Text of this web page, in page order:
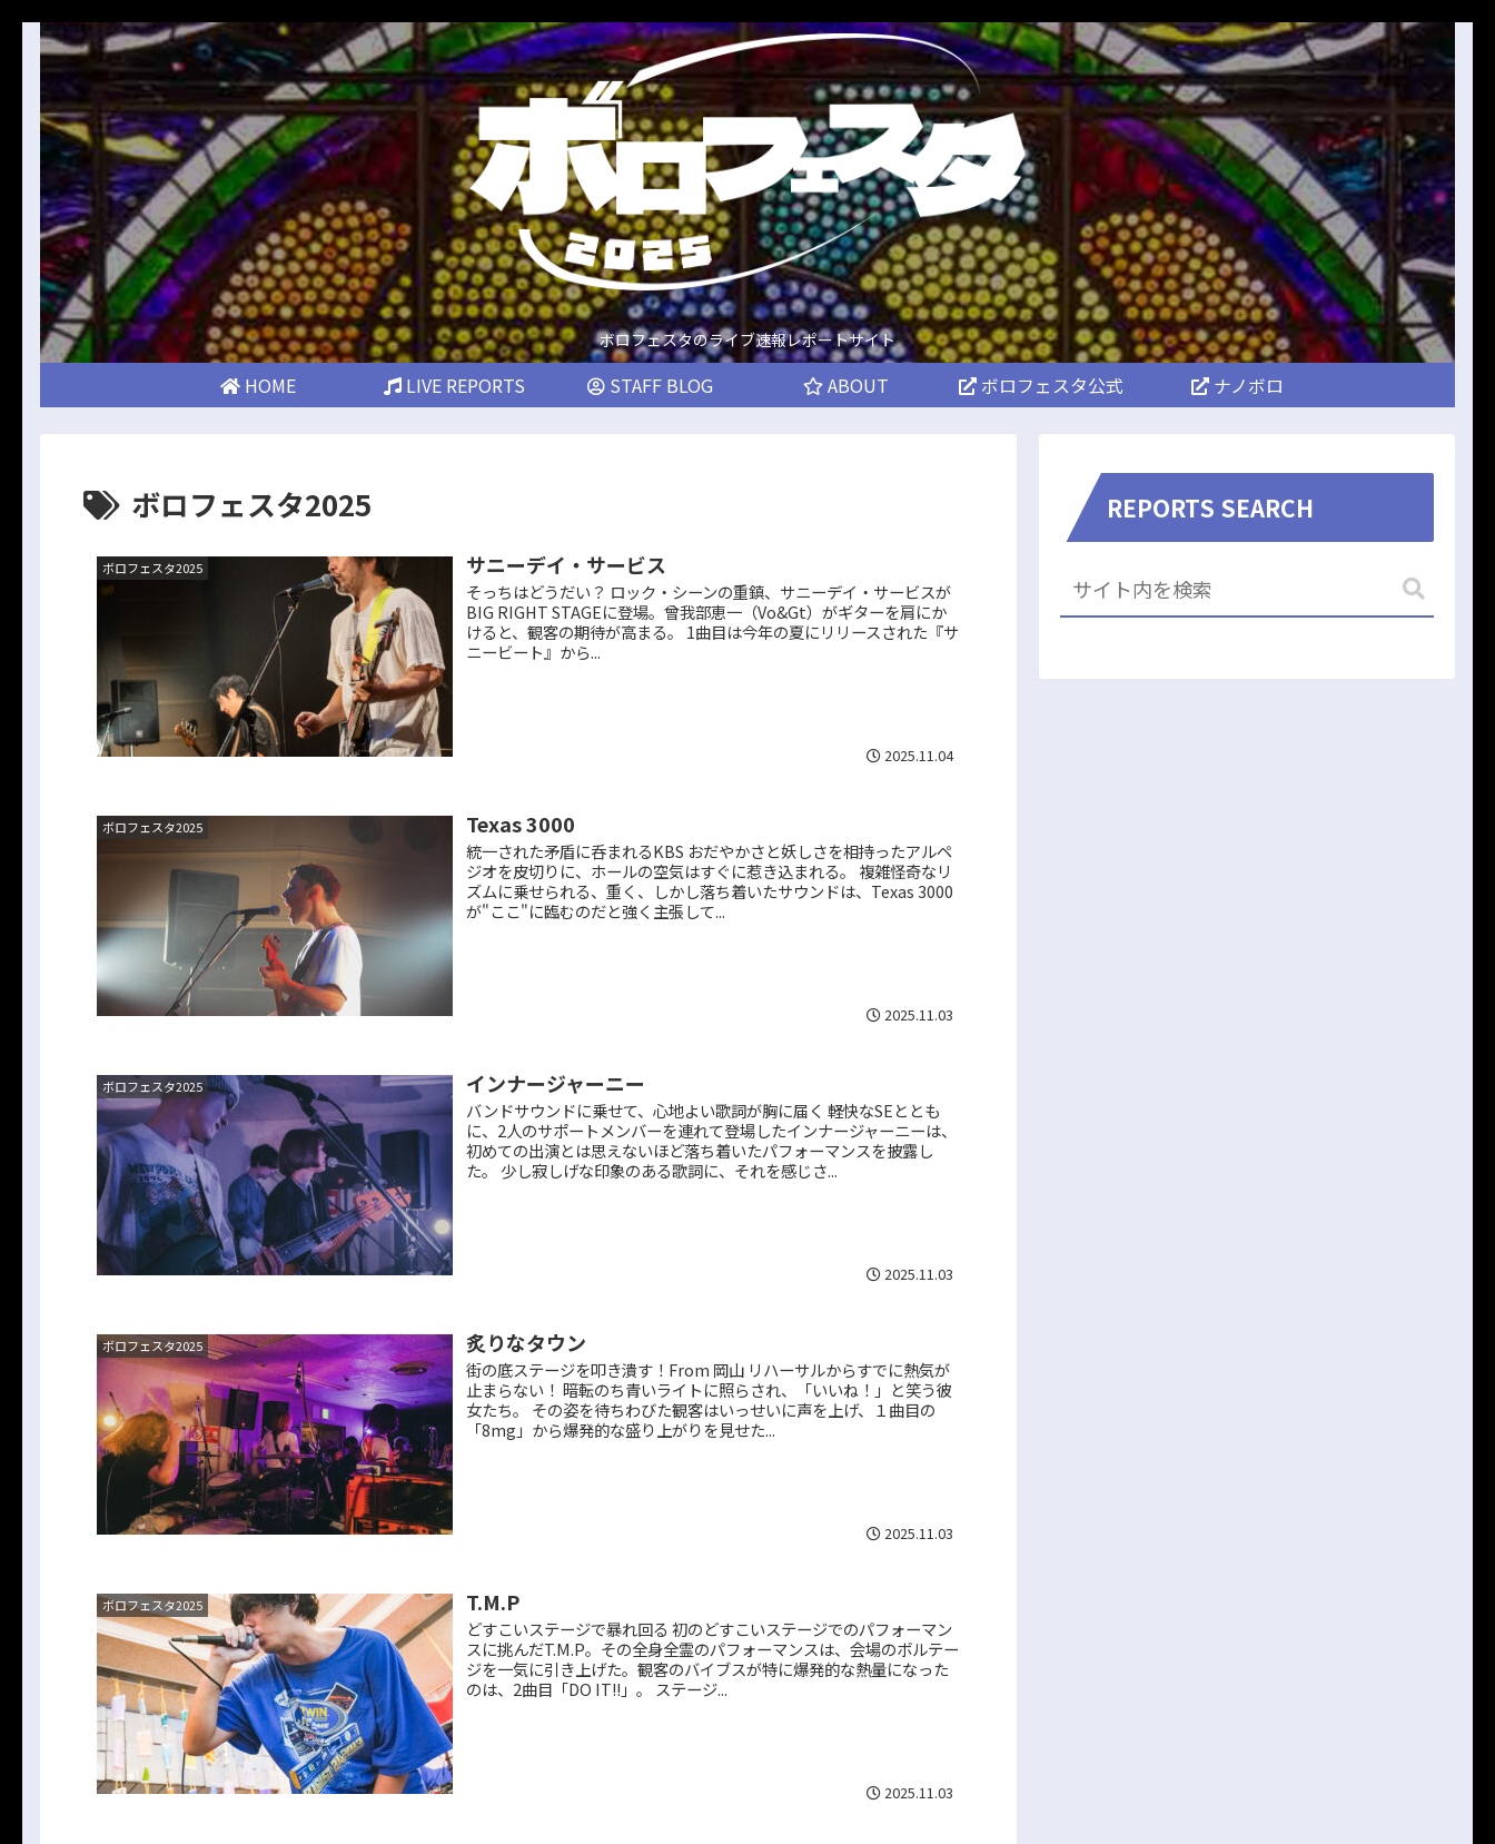
ボロフェスタのライブ速報レポートサイト
HOME LIVE REPORTS STAFF BLOG ABOUT ボロフェスタ公式 ナノボロ
ボロフェスタ2025
ボロフェスタ2025 サニーデイ・サービス
そっちはどうだい？ ロック・シーンの重鎮、サニーデイ・サービスが
BIG RIGHT STAGEに登場。曾我部恵一（Vo&Gt）がギターを肩にか
けると、観客の期待が高まる。 1曲目は今年の夏にリリースされた『サ
ニービート』から...
2025.11.04
ボロフェスタ2025 Texas 3000
統一された矛盾に呑まれるKBS おだやかさと妖しさを相持ったアルペ
ジオを皮切りに、ホールの空気はすぐに惹き込まれる。 複雑怪奇なリ
ズムに乗せられる、重く、しかし落ち着いたサウンドは、Texas 3000
が"ここ"に臨むのだと強く主張して...
2025.11.03
ボロフェスタ2025 インナージャーニー
バンドサウンドに乗せて、心地よい歌詞が胸に届く 軽快なSEととも
に、2人のサポートメンバーを連れて登場したインナージャーニーは、
初めての出演とは思えないほど落ち着いたパフォーマンスを披露し
た。 少し寂しげな印象のある歌詞に、それを感じさ...
2025.11.03
ボロフェスタ2025 炙りなタウン
街の底ステージを叩き潰す！From 岡山 リハーサルからすでに熱気が
止まらない！ 暗転のち青いライトに照らされ、「いいね！」と笑う彼
女たち。 その姿を待ちわびた観客はいっせいに声を上げ、１曲目の
「8mg」から爆発的な盛り上がりを見せた...
2025.11.03
ボロフェスタ2025 T.M.P
どすこいステージで暴れ回る 初のどすこいステージでのパフォーマン
スに挑んだT.M.P。その全身全霊のパフォーマンスは、会場のボルテー
ジを一気に引き上げた。観客のバイブスが特に爆発的な熱量になった
のは、2曲目「DO IT!!」。 ステージ...
2025.11.03
REPORTS SEARCH